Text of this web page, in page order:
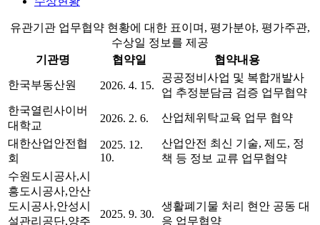
유관기관 업무협약 현황에 대한 표이며, 평가분야, 평가주관,
수상일 정보를 제공
기관명
협약일 협약내용
한국부동산원 2026. 4. 15.
공공정비사업 및 복합개발사
업 추정분담금 검증 업무협약
한국열린사이버
대학교
2026. 2. 6. 산업체위탁교육 업무 협약
대한산업안전협
회
2025. 12.
10.
산업안전 최신 기술, 제도, 정
책 등 정보 교류 업무협약
수원도시공사,시
흥도시공사,안산
도시공사,안성시
설관리공단,양주
2025. 9. 30.
생활폐기물 처리 현안 공동 대
응 업무협약